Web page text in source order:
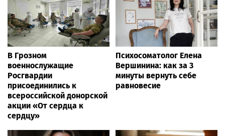
В Грозном
военнослужащие
Росгвардии
присоединились к
всероссийской донорской
акции «От сердца к
сердцу»
Психосоматолог Елена
Вершинина: как за 3
минуты вернуть себе
равновесие